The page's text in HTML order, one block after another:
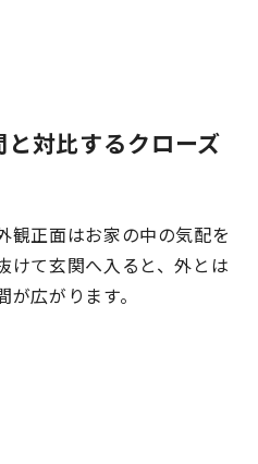
対比するクローズ
観正面はお家の中の気配を
けて玄関へ入ると、外とは
広がります。